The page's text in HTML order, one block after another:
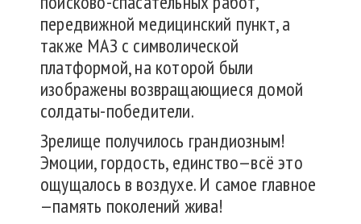
передвижной медицинский пункт, а
также МАЗ с символической
платформой, на которой были
изображены возвращающиеся домой
солдаты-победители.
Зрелище получилось грандиозным!
Эмоции, гордость, единство—всё это
ощущалось в воздухе. И самое главное
—память поколений жива!